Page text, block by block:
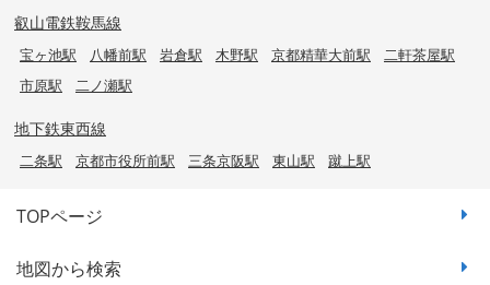
叡山電鉄鞍馬線
宝ヶ池駅 八幡前駅 岩倉駅 木野駅 京都精華大前駅
二軒茶屋駅
市原駅
二ノ瀬駅
地下鉄東西線
二条駅 京都市役所前駅 三条京阪駅 東山駅 蹴上駅
TOPページ
地図から検索